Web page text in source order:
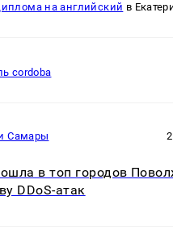
на английский в
cordoba
Самары
в топ городов
DDoS-атак